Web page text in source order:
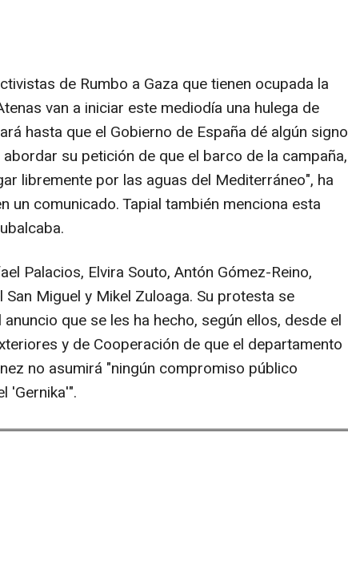
de Rumbo a Gaza que tienen ocupada la
van a iniciar este mediodía una hulega de
hasta que el Gobierno de España dé algún signo
su petición de que el barco de la campaña,
libremente por las aguas del Mediterráneo", ha
un comunicado. Tapial también menciona esta
Palacios, Elvira Souto, Antón Gómez-Reino,
San Miguel y Mikel Zuloaga. Su protesta se
que se les ha hecho, según ellos, desde el
y de Cooperación de que el departamento
no asumirá "ningún compromiso público
'Gernika'".